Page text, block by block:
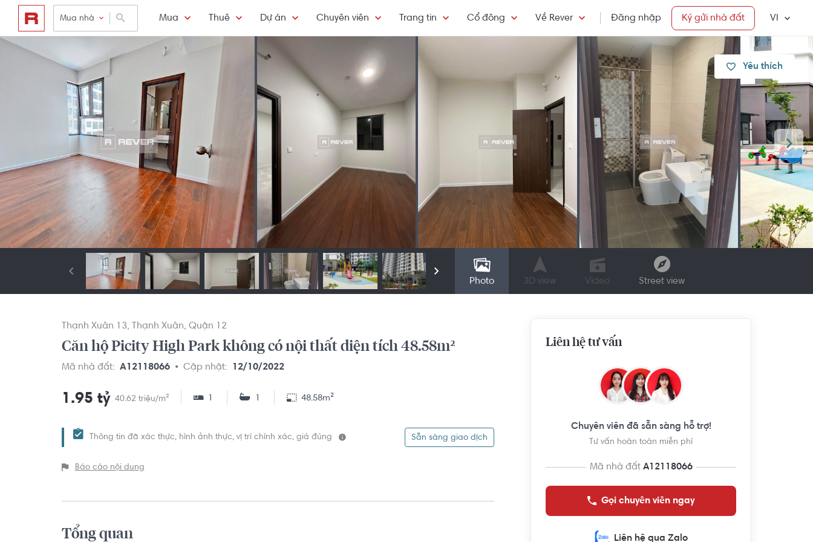
Mua nhà Mua Thuê Dự án Chuyên viên Trang tin Cổ đông Về Rever Đăng nhập Ký gửi nhà đất VI
Yêu thích
Photo 3D view Video Street view
Thạnh Xuân 13 Thạnh Xuân Quận 12
Căn hộ Picity High Park không có nội thất diện tích 48.58m²
Mã nhà đất: A12118066 Cập nhật: 12/10/2022
1.95 tỷ 40.62 triệu/m² 1 1 48.58m²
Thông tin đã xác thực, hình ảnh thực, vị trí chính xác, giá đúng Sẵn sàng giao dịch
Báo cáo nội dung
Tổng quan
Liên hệ tư vấn
Chuyên viên đã sẵn sàng hỗ trợ!
Tư vấn hoàn toàn miễn phí
Mã nhà đất A12118066
Gọi chuyên viên ngay
Liên hệ qua Zalo